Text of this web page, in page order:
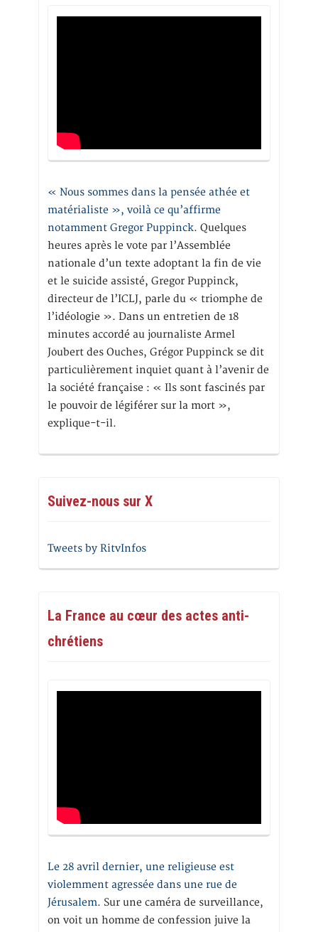
« Nous sommes dans la pensée athée et
matérialiste », voilà ce qu’affirme
notamment Gregor Puppinck. Quelques
heures après le vote par l’Assemblée
nationale d’un texte adoptant la fin de vie
et le suicide assisté, Gregor Puppinck,
directeur de l’ICLJ, parle du « triomphe de
l’idéologie ». Dans un entretien de 18
minutes accordé au journaliste Armel
Joubert des Ouches, Grégor Puppinck se dit
particulièrement inquiet quant à l’avenir de
la société française : « Ils sont fascinés par
le pouvoir de légiférer sur la mort »,
explique-t-il.
Suivez-nous sur X
Tweets by RitvInfos
La France au cœur des actes anti-
chrétiens
Le 28 avril dernier, une religieuse est
violemment agressée dans une rue de
Jérusalem. Sur une caméra de surveillance,
on voit un homme de confession juive la